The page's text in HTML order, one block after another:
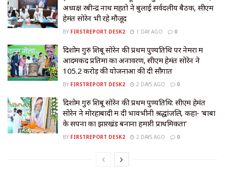
अध्यक्ष रबीन्द्र नाथ महतो ने बुलाई सर्वदलीय बैठक, सीएम
हेमंत सोरेन भी रहे मौजूद
BY FIRSTREPORT DESK2 1 DAY AGO 0
दिशोम गुरु शिबू सोरेन की प्रथम पुण्यतिथि पर नेमरा में
आदमकद प्रतिमा का अनावरण, सीएम हेमंत सोरेन ने
105.2 करोड़ की योजनाओं की दी सौगात
BY FIRSTREPORT DESK2 2 DAYS AGO 0
दिशोम गुरु शिबू सोरेन की प्रथम पुण्यतिथि: सीएम हेमंत
सोरेन ने मोरहाबादी में दी भावभीनी श्रद्धांजलि, कहा- ‘बाबा
के सपनों का झारखंड बनाना हमारी प्राथमिकता’
BY FIRSTREPORT DESK2 2 DAYS AGO 0